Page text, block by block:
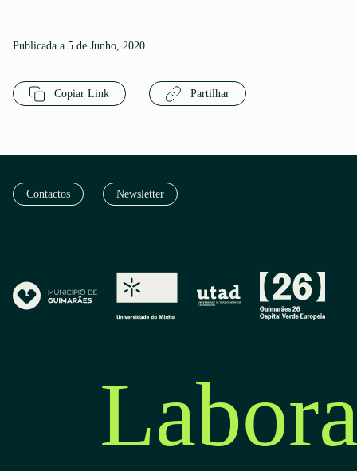
Publicada a 5 de Junho, 2020
Copiar Link Partilhar
Contactos Newsletter